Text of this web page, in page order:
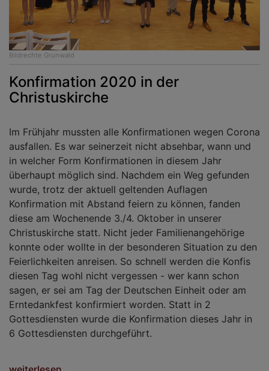
Bildrechte Grunwald
Konfirmation 2020 in der
Christuskirche
Im Frühjahr mussten alle Konfirmationen wegen Corona
ausfallen. Es war seinerzeit nicht absehbar, wann und
in welcher Form Konfirmationen in diesem Jahr
überhaupt möglich sind. Nachdem ein Weg gefunden
wurde, trotz der aktuell geltenden Auflagen
Konfirmation mit Abstand feiern zu können, fanden
diese am Wochenende 3./4. Oktober in unserer
Christuskirche statt. Nicht jeder Familienangehörige
konnte oder wollte in der besonderen Situation zu den
Feierlichkeiten anreisen. So schnell werden die Konfis
diesen Tag wohl nicht vergessen - wer kann schon
sagen, er sei am Tag der Deutschen Einheit oder am
Erntedankfest konfirmiert worden. Statt in 2
Gottesdiensten wurde die Konfirmation dieses Jahr in
6 Gottesdiensten durchgeführt.